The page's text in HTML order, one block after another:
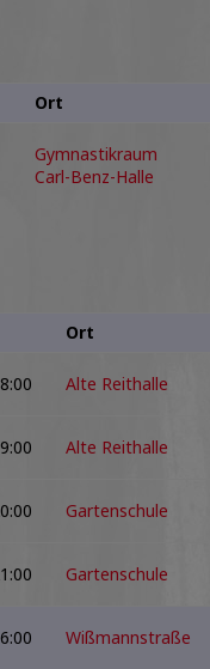
Ort
Gymnastikraum
Carl-Benz-Halle
Ort
Alte Reithalle
Alte Reithalle
Gartenschule
Gartenschule
Wißmannstraße